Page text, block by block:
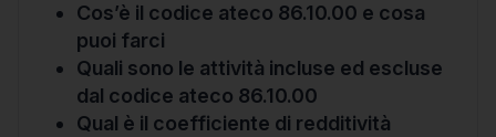
Cos’è il codice ateco 86.10.00 e cosa
puoi farci
Quali sono le attività incluse ed escluse
dal codice ateco 86.10.00
Qual è il coefficiente di redditività